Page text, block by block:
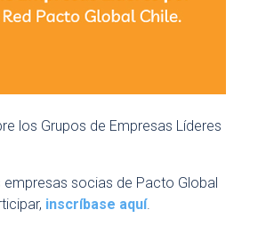
los Grupos de Empresas Líderes
socias de Pacto Global
inscríbase aquí.